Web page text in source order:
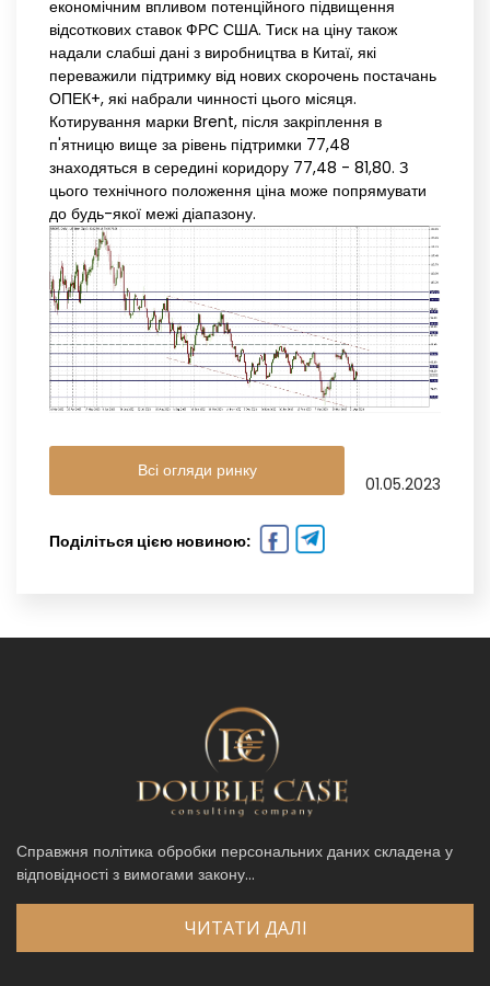
економічним впливом потенційного підвищення
відсоткових ставок ФРС США. Тиск на ціну також
надали слабші дані з виробництва в Китаї, які
переважили підтримку від нових скорочень постачань
ОПЕК+, які набрали чинності цього місяця.
Котирування марки Brent, після закріплення в
п'ятницю вище за рівень підтримки 77,48
знаходяться в середині коридору 77,48 - 81,80. З
цього технічного положення ціна може попрямувати
до будь-якої межі діапазону.
Всі огляди ринку
01.05.2023
Поділіться цією новиною:
Справжня політика обробки персональних даних складена у
відповідності з вимогами закону...
ЧИТАТИ ДАЛІ